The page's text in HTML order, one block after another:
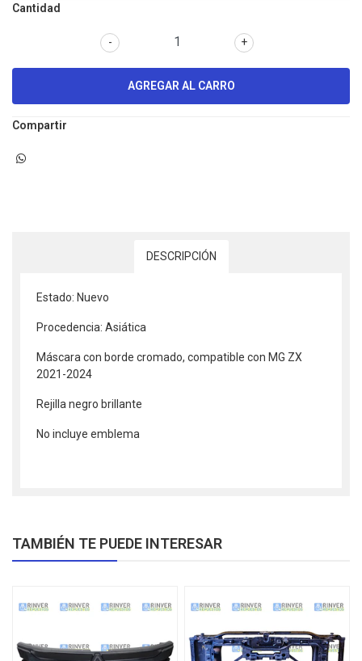
Cantidad
+
-
Compartir
DESCRIPCIÓN
Estado: Nuevo
Procedencia: Asiática
Máscara con borde cromado, compatible con MG ZX
2021-2024
Rejilla negro brillante
No incluye emblema
TAMBIÉN TE PUEDE INTERESAR